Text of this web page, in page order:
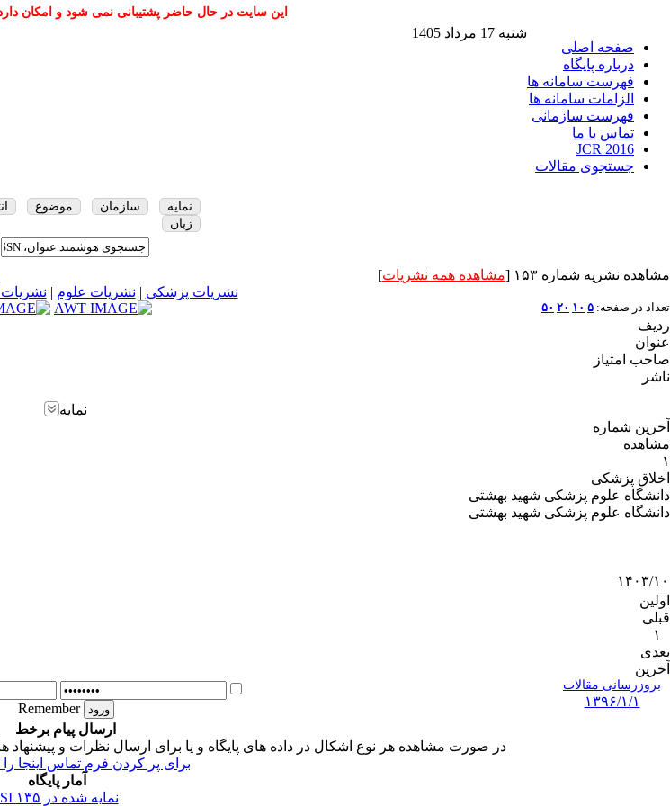
این سایت در حال حاضر پشتیبانی نمی شود و امکان
صفحه اصلی
درباره پایگاه
فهرست سامانه ها
الزامات سامانه ها
فهرست سازمانی
تماس با ما
JCR 2016
جستجوی مقالات
شنبه 17 مرداد 1405
نمایه سازمان موضوع
زبان
مشاهده نشریه شماره ۱۵۳ [ مشاهده همه نشریات]
نشریات پزشکی | نشریات علوم | نشریات
تعداد در صفحه: ۵ ۱۰ ۲۰ ۵۰
ردیف
عنوان
صاحب امتیاز
ناشر
نمایه
آخرین شماره
مشاهده
۱
اخلاق پزشکی
دانشگاه علوم پزشکی شهید بهشتی
دانشگاه علوم پزشکی شهید بهشتی
۱۴۰۳/۱۰
اولین
قبلی
۱
بعدی
آخرین
بروزرسانی مقالات
۱۳۹۶/۱/۱
Remember
ارسال پیام برخط
در صورت مشاهده هر نوع اشکال در داده های پایگاه و یا برای ارسال نظرات و پیشنهاد
برای پر کردن فرم تماس اینجا را
آمار پایگاه
نمایه شده در ISI ۱۳۵